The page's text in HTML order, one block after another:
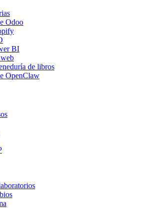
Odoo
BI
de libros
OpenClaw